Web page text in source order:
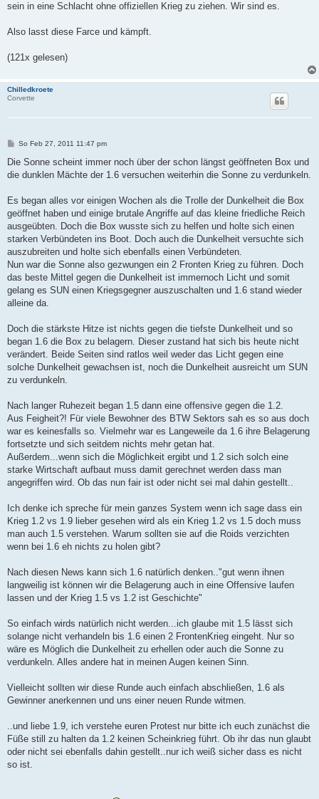
sein in eine Schlacht ohne offiziellen Krieg zu ziehen. Wir sind es.
Also lasst diese Farce und kämpft.
(121x gelesen)
Chilledkroete
Corvette
B
i
r
So Feb 27, 2011 11:47 pm
Die Sonne scheint immer noch über der schon längst geöffneten Box und
die dunklen Mächte der 1.6 versuchen weiterhin die Sonne zu verdunkeln.
Es began alles vor einigen Wochen als die Trolle der Dunkelheit die Box
geöffnet haben und einige brutale Angriffe auf das kleine friedliche Reich
ausgeübten. Doch die Box wusste sich zu helfen und holte sich einen
starken Verbündeten ins Boot. Doch auch die Dunkelheit versuchte sich
auszubreiten und holte sich ebenfalls einen Verbündeten.
Nun war die Sonne also gezwungen ein 2 Fronten Krieg zu führen. Doch
das beste Mittel gegen die Dunkelheit ist immernoch Licht und somit
gelang es SUN einen Kriegsgegner auszuschalten und 1.6 stand wieder
alleine da.
Doch die stärkste Hitze ist nichts gegen die tiefste Dunkelheit und so
began 1.6 die Box zu belagern. Dieser zustand hat sich bis heute nicht
verändert. Beide Seiten sind ratlos weil weder das Licht gegen eine
solche Dunkelheit gewachsen ist, noch die Dunkelheit ausreicht um SUN
zu verdunkeln.
Nach langer Ruhezeit began 1.5 dann eine offensive gegen die 1.2.
Aus Feigheit?! Für viele Bewohner des BTW Sektors sah es so aus doch
war es keinesfalls so. Vielmehr war es Langeweile da 1.6 ihre Belagerung
fortsetzte und sich seitdem nichts mehr getan hat.
Außerdem...wenn sich die Möglichkeit ergibt und 1.2 sich solch eine
starke Wirtschaft aufbaut muss damit gerechnet werden dass man
angegriffen wird. Ob das nun fair ist oder nicht sei mal dahin gestellt..
Ich denke ich spreche für mein ganzes System wenn ich sage dass ein
Krieg 1.2 vs 1.9 lieber gesehen wird als ein Krieg 1.2 vs 1.5 doch muss
man auch 1.5 verstehen. Warum sollten sie auf die Roids verzichten
wenn bei 1.6 eh nichts zu holen gibt?
Nach diesen News kann sich 1.6 natürlich denken.."gut wenn ihnen
langweilig ist können wir die Belagerung auch in eine Offensive laufen
lassen und der Krieg 1.5 vs 1.2 ist Geschichte"
So einfach wirds natürlich nicht werden...ich glaube mit 1.5 lässt sich
solange nicht verhandeln bis 1.6 einen 2 FrontenKrieg eingeht. Nur so
wäre es Möglich die Dunkelheit zu erhellen oder auch die Sonne zu
verdunkeln. Alles andere hat in meinen Augen keinen Sinn.
Vielleicht sollten wir diese Runde auch einfach abschließen, 1.6 als
Gewinner anerkennen und uns einer neuen Runde witmen.
..und liebe 1.9, ich verstehe euren Protest nur bitte ich euch zunächst die
Füße still zu halten da 1.2 keinen Scheinkrieg führt. Ob ihr das nun glaubt
oder nicht sei ebenfalls dahin gestellt..nur ich weiß sicher dass es nicht
so ist.